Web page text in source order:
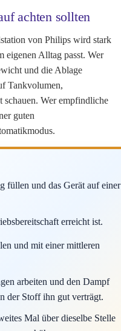
achten sollten
von Philips wird stark
eigenen Alltag passt. Wer
und die Ablage
Tankvolumen,
Wer empfindliche
guten
füllen und das Gerät auf einer
erreicht ist.
und mit einer mittleren
arbeiten und den Dampf
der Stoff ihn gut verträgt.
Mal über dieselbe Stelle